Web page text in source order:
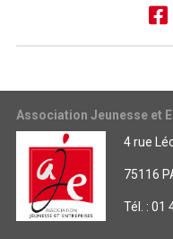
Association Jeunesse et
4 rue
75116
Tél. : 01